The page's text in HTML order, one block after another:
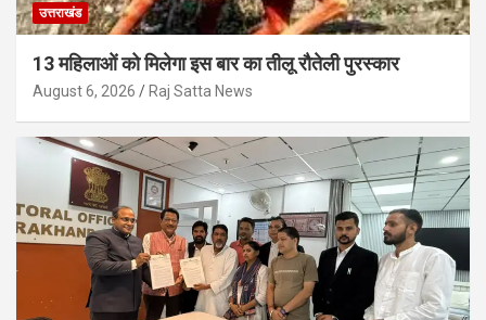
उत्तराखंड
13 महिलाओं को मिलेगा इस बार का तीलू रौतेली पुरस्कार
August 6, 2026 Raj Satta News